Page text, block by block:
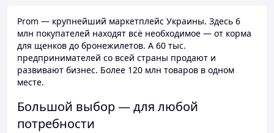
Prom — крупнейший маркетплейс Украины. Здесь 6
млн покупателей находят всё необходимое — от корма
для щенков до бронежилетов. А 60 тыс.
предпринимателей со всей страны продают и
развивают бизнес. Более 120 млн товаров в одном
месте.
Большой выбор — для любой
потребности